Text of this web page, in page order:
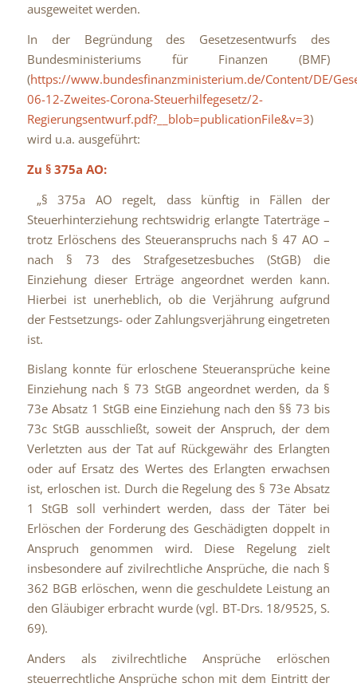
ausgeweitet werden.
In der Begründung des Gesetzesentwurfs des
Bundesministeriums für Finanzen (BMF)
(https://www.bundesfinanzministerium.de/Content/DE/
06-12-Zweites-Corona-Steuerhilfegesetz/2-
Regierungsentwurf.pdf?__blob=publicationFile&v=3)
wird u.a. ausgeführt:
Zu § 375a AO:
„§ 375a AO regelt, dass künftig in Fällen der
Steuerhinterziehung rechtswidrig erlangte Taterträge –
trotz Erlöschens des Steueranspruchs nach § 47 AO –
nach § 73 des Strafgesetzesbuches (StGB) die
Einziehung dieser Erträge angeordnet werden kann.
Hierbei ist unerheblich, ob die Verjährung aufgrund
der Festsetzungs- oder Zahlungsverjährung eingetreten
ist.
Bislang konnte für erloschene Steueransprüche keine
Einziehung nach § 73 StGB angeordnet werden, da §
73e Absatz 1 StGB eine Einziehung nach den §§ 73 bis
73c StGB ausschließt, soweit der Anspruch, der dem
Verletzten aus der Tat auf Rückgewähr des Erlangten
oder auf Ersatz des Wertes des Erlangten erwachsen
ist, erloschen ist. Durch die Regelung des § 73e Absatz
1 StGB soll verhindert werden, dass der Täter bei
Erlöschen der Forderung des Geschädigten doppelt in
Anspruch genommen wird. Diese Regelung zielt
insbesondere auf zivilrechtliche Ansprüche, die nach §
362 BGB erlöschen, wenn die geschuldete Leistung an
den Gläubiger erbracht wurde (vgl. BT-Drs. 18/9525, S.
69).
Anders als zivilrechtliche Ansprüche erlöschen
steuerrechtliche Ansprüche schon mit dem Eintritt der